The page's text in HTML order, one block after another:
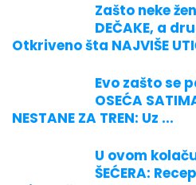
Zašto neke
DEČAKE, a
Otkriveno šta NAJVIŠE
Evo zašto se
OSEĆA
NESTANE ZA TREN: Uz ...
U ovom
ŠEĆERA: